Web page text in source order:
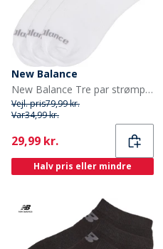
New Balance
New Balance Tre par strømper til Drenge i kvartlængde hvid
Vejl. pris79,99 kr.
Var34,99 kr.
Current
29,99 kr.
Halv pris eller mindre